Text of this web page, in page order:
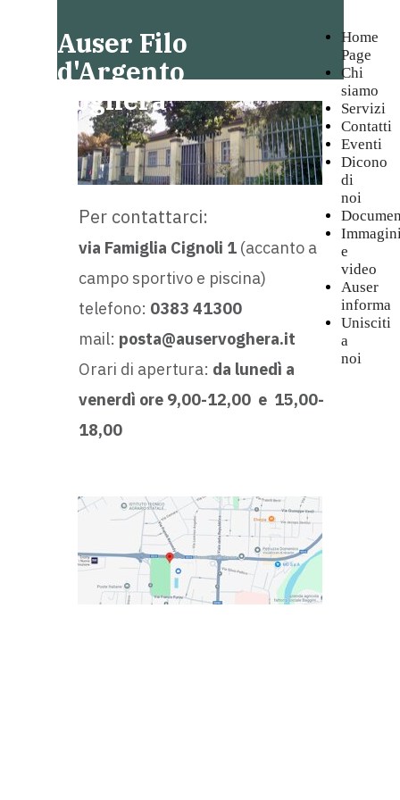
Auser Filo
d'Argento
Voghera
Home
Page
Chi
siamo
Servizi
Contatti
Eventi
Dicono
di
noi
e
video
Auser
informa
Unisciti
a
noi
Per contattarci:
via Famiglia Cignoli 1 (accanto a
campo sportivo e piscina)
telefono: 0383 41300
mail: posta@auservoghera.it
Orari di apertura: da lunedì a
venerdì ore 9,00-12,00 e 15,00-
18,00